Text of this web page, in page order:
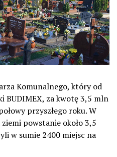
Komunalnego, który od
BUDIMEX, za kwotę 3,5 mln
przyszłego roku. W
powstanie około 3,5
w sumie 2400 miejsc na